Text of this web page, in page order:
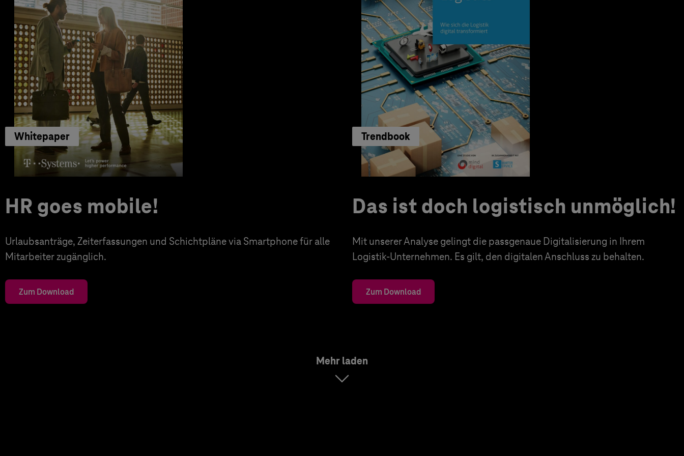
Whitepaper
HR goes mobile!
Urlaubsanträge, Zeiterfassungen und Schichtpläne via Smartphone für alle
Mitarbeiter zugänglich.
Zum Download
Trendbook
Das ist doch logistisch unmöglich!
Mit unserer Analyse gelingt die passgenaue Digitalisierung in Ihrem
Logistik-Unternehmen. Es gilt, den digitalen Anschluss zu behalten.
Zum Download
Mehr laden